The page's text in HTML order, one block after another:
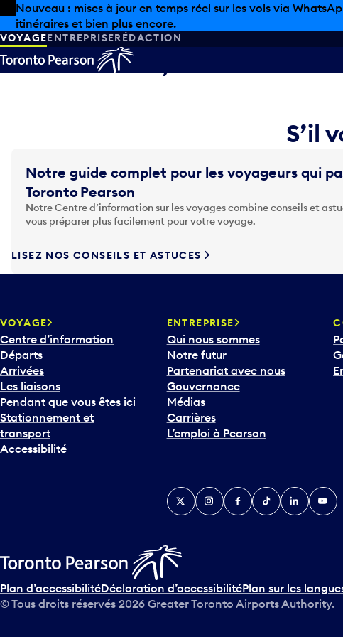
Skip to offers
Passer au contenu principal
Nouveau : mises à jour en temps réel sur les vols via
itinéraires et bien plus encore.
VOYAGEENTREPRISERÉDACTION
Désolé, les
S’il
Notre guide complet pour les voyageurs qui
Toronto Pearson
Notre Centre d’information sur les voyages combine conseils et
vous préparer plus facilement pour votre voyage.
LISEZ NOS CONSEILS ET ASTUCES
VOYAGE
Centre d’information
Départs
Arrivées
Les liaisons
Pendant que vous êtes ici
Stationnement et
transport
Accessibilité
ENTREPRISE
Qui nous sommes
Notre futur
Partenariat avec nous
Gouvernance
Médias
Carrières
L’emploi à Pearson
TwitterInstagramFacebook
TikTokLinkedIn
Plan d’accessibilitéDéclaration d’accessibilitéPlan sur les
© Tous droits réservés 2026 Greater Toronto Airports Authority.